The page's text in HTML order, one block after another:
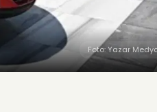
Foto: Yazar